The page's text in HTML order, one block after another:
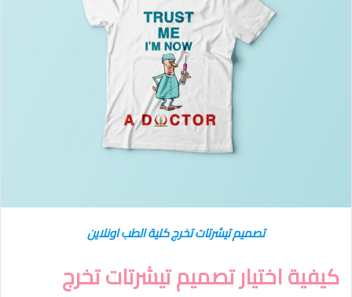
تصميم تيشرتات تخرج كلية الطب اونلاين
كيفية اختيار تصميم تيشرتات تخرج